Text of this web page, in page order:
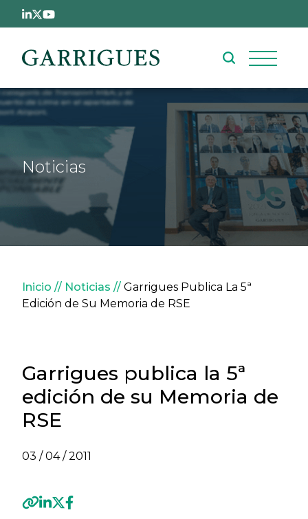
Pasar al contenido principal
Noticias
Sobrescribir enlaces de
Inicio Noticias
Garrigues Publica La 5ª
Edición de Su Memoria de RSE
Garrigues publica la 5ª
edición de su Memoria de
RSE
03 / 04 / 2011